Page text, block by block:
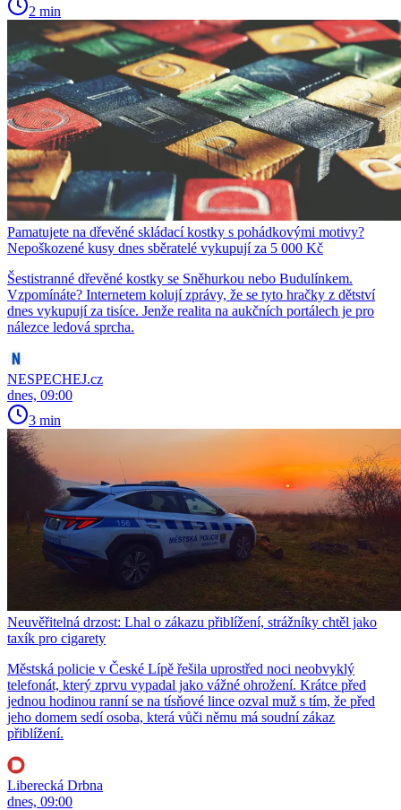
2 min
Pamatujete na dřevěné skládací kostky s pohádkovými motivy?
Nepoškozené kusy dnes sběratelé vykupují za 5 000 Kč
Šestistranné dřevěné kostky se Sněhurkou nebo Budulínkem.
Vzpomínáte? Internetem kolují zprávy, že se tyto hračky z dětství
dnes vykupují za tisíce. Jenže realita na aukčních portálech je pro
nálezce ledová sprcha.
NESPECHEJ.cz
dnes, 09:00
3 min
Neuvěřitelná drzost: Lhal o zákazu přiblížení, strážníky chtěl jako
taxík pro cigarety
Městská policie v České Lípě řešila uprostřed noci neobvyklý
telefonát, který zprvu vypadal jako vážné ohrožení. Krátce před
jednou hodinou ranní se na tísňové lince ozval muž s tím, že před
jeho domem sedí osoba, která vůči němu má soudní zákaz
přiblížení.
Liberecká Drbna
dnes, 09:00